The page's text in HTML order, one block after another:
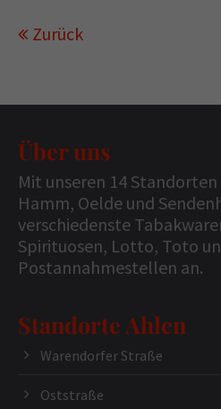
Zurück
Über uns
Mit unseren 14
Hamm, Oelde und
verschiedenste
Spirituosen, Lotto, Toto
Postannahmestellen an.
Standorte Ahlen
Warendorfer Straße
Oststraße